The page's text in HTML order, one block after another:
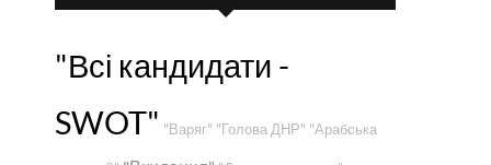
"Всі кандидати -
SWOT" "Варяг" "Голова ДНР" "Арабська